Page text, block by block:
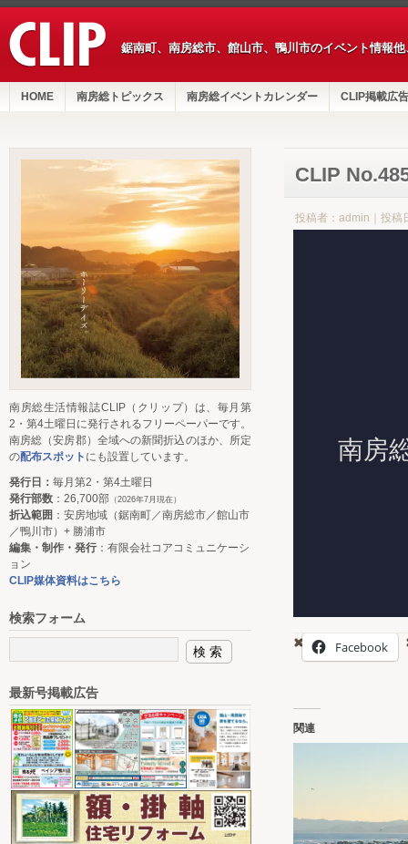
鋸南町、南房総市、館山市、鴨川市のイベント情報
HOME 南房総トピックス 南房総イベントカレンダー CLIP掲載広告
CLIP
投稿者：admin｜投稿
Facebook
関連
南房総生活情報誌CLIP（クリップ）は、毎月第
2・第4土曜日に発行されるフリーペーパーです。
南房総（安房郡）全域への新聞折込のほか、所定
の配布スポット にも設置しています。
発行日： 毎月第2・第4土曜日
発行部数 ：26,700部 （2026年7月現在）
折込範囲 ：安房地域（鋸南町／南房総市／館山市
／鴨川市）+ 勝浦市
編集・制作・発行：有限会社コアコミュニケーシ
ョン
CLIP媒体資料はこちら
検索フォーム
最新号掲載広告